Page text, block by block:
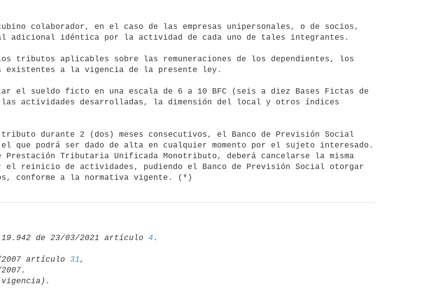
adicional idéntica por la actividad de cada uno de tales integrantes.
existentes a la vigencia de la presente ley.
las actividades desarrolladas, la dimensión del local y otros índices
que podrá ser dado de alta en cualquier momento por el sujeto interesado.
Tributaria Unificada Monotributo, deberá cancelarse la misma
el reinicio de actividades, pudiendo el Banco de Previsión Social otorgar
conforme a la normativa vigente. (*)
19.942 de 23/03/2021 artículo 4
2007 artículo 31 ,